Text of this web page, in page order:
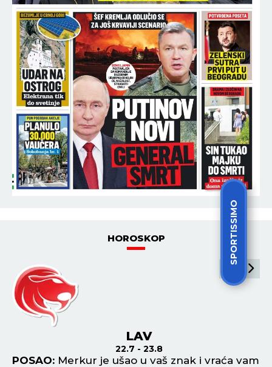
SPORTISSIMO
HOROSKOP
LAV
22.7 - 23.8
POSAO: Merkur je ušao u vaš znak i vraća vam